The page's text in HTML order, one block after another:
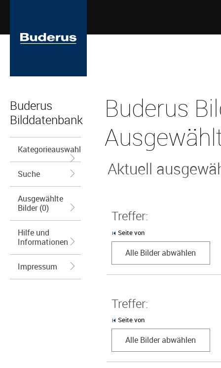
Buderus
Bilddatenbank
Kategorieauswahl
Suche
Ausgewählte
Bilder (0)
Hilfe und
Informationen
Impressum
Buderus
Aktuell
Treffer:
Seite von
Alle Bilder abwählen
Treffer:
Seite von
Alle Bilder abwählen